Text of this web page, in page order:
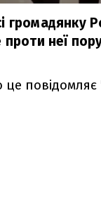
громадянку
проти неї
повідомляє